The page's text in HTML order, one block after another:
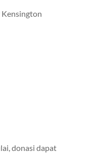
Kensington
donasi dapat